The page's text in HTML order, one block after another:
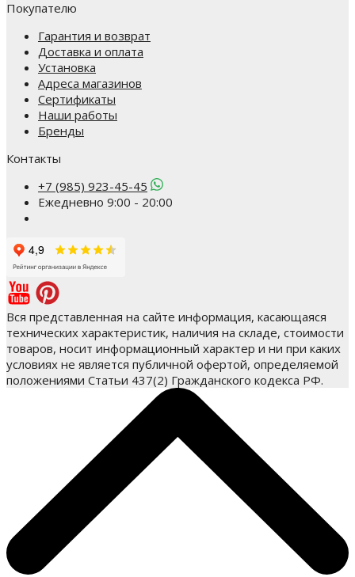
Покупателю
Гарантия и возврат
Доставка и оплата
Установка
Адреса магазинов
Сертификаты
Наши работы
Бренды
Контакты
+7 (985) 923-45-45
Ежедневно 9:00 - 20:00
Вся представленная на сайте информация, касающаяся
технических характеристик, наличия на складе, стоимости
товаров, носит информационный характер и ни при каких
условиях не является публичной офертой, определяемой
положениями Статьи 437(2) Гражданского кодекса РФ.